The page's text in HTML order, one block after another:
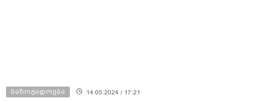
საზოგადოება 14.05.2024 / 17:21